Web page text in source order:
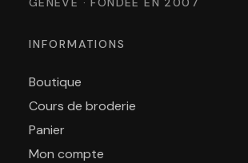
INFORMATIONS
Boutique
Cours de broderie
Panier
Mon compte